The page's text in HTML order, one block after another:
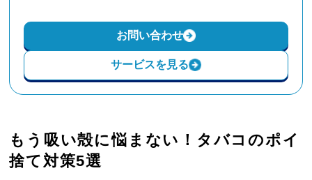
お問い合わせ
サービスを見る
もう吸い殻に悩まない！タバコのポイ
捨て対策5選